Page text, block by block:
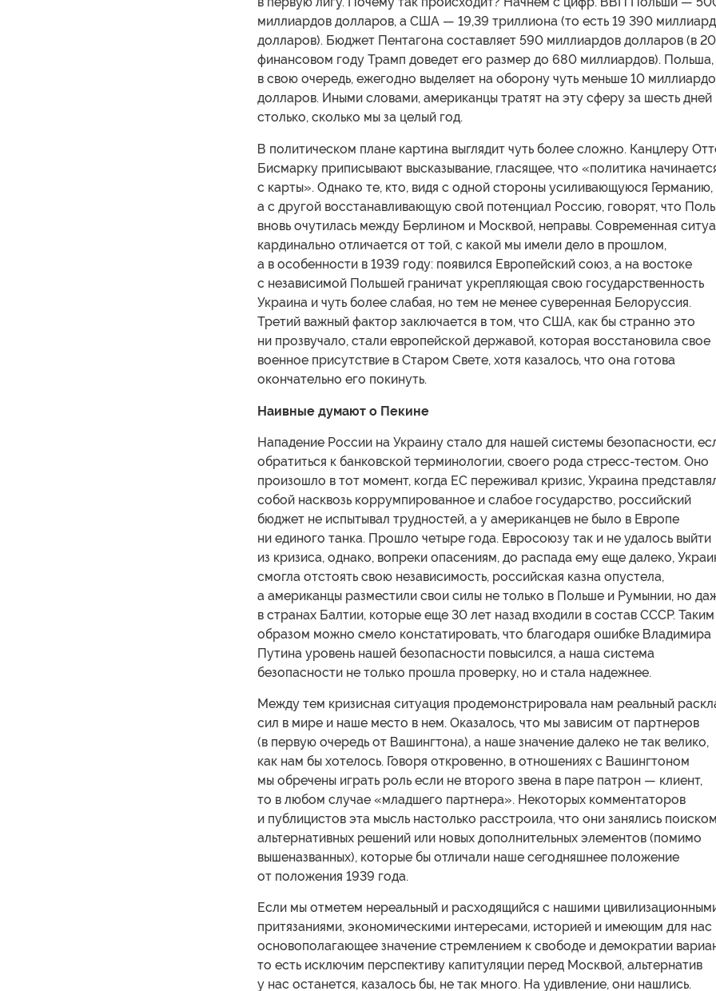
миллиардов долларов, а США — 19,39 триллиона (то есть 19 390
долларов). Бюджет Пентагона составляет 590 миллиардов долларов (в
финансовом году Трамп доведет его размер до 680 миллиардов). Польша,
в свою очередь, ежегодно выделяет на оборону чуть меньше 10
долларов. Иными словами, американцы тратят на эту сферу за шесть дней
столько, сколько мы за целый год.
В политическом плане картина выглядит чуть более сложно. Канцлеру
Бисмарку приписывают высказывание, гласящее, что «политика
с карты». Однако те, кто, видя с одной стороны усиливающуюся Германию,
а с другой восстанавливающую свой потенциал Россию, говорят, что
вновь очутилась между Берлином и Москвой, неправы. Современная
кардинально отличается от той, с какой мы имели дело в прошлом,
а в особенности в 1939 году: появился Европейский союз, а на востоке
с независимой Польшей граничат укрепляющая свою государственность
Украина и чуть более слабая, но тем не менее суверенная Белоруссия.
Третий важный фактор заключается в том, что США, как бы странно это
ни прозвучало, стали европейской державой, которая восстановила свое
военное присутствие в Старом Свете, хотя казалось, что она готова
окончательно его покинуть.
Наивные думают о Пекине
Нападение России на Украину стало для нашей системы безопасности,
обратиться к банковской терминологии, своего рода стресс-тестом. Оно
произошло в тот момент, когда ЕС переживал кризис, Украина
собой насквозь коррумпированное и слабое государство, российский
бюджет не испытывал трудностей, а у американцев не было в Европе
ни единого танка. Прошло четыре года. Евросоюзу так и не удалось выйти
из кризиса, однако, вопреки опасениям, до распада ему еще далеко,
смогла отстоять свою независимость, российская казна опустела,
а американцы разместили свои силы не только в Польше и Румынии, но
в странах Балтии, которые еще 30 лет назад входили в состав СССР. Таким
образом можно смело констатировать, что благодаря ошибке Владимира
Путина уровень нашей безопасности повысился, а наша система
безопасности не только прошла проверку, но и стала надежнее.
Между тем кризисная ситуация продемонстрировала нам реальный
сил в мире и наше место в нем. Оказалось, что мы зависим от партнеров
(в первую очередь от Вашингтона), а наше значение далеко не так велико,
как нам бы хотелось. Говоря откровенно, в отношениях с Вашингтоном
мы обречены играть роль если не второго звена в паре патрон — клиент,
то в любом случае «младшего партнера». Некоторых комментаторов
и публицистов эта мысль настолько расстроила, что они занялись поиском
альтернативных решений или новых дополнительных элементов (помимо
вышеназванных), которые бы отличали наше сегодняшнее положение
от положения 1939 года.
Если мы отметем нереальный и расходящийся с нашими
притязаниями, экономическими интересами, историей и имеющим для нас
основополагающее значение стремлением к свободе и демократии
то есть исключим перспективу капитуляции перед Москвой, альтернатив
у нас останется, казалось бы, не так много. На удивление, они нашлись.